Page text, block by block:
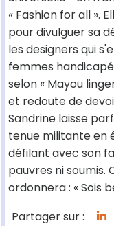
« Fashion for all ».
pour divulguer sa
les designers qui
femmes
selon « Mayou
et redoute de
Sandrine laisse
tenue militante en
défilant avec son
pauvres ni soumis.
ordonnera : « Sois
Partager sur :